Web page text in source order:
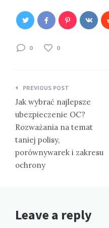
0 0
Nawigacja
wpisu
PREVIOUS POST
Jak wybrać najlepsze
ubezpieczenie OC?
Rozważania na temat
taniej polisy,
porównywarek i zakresu
ochrony
Leave a reply